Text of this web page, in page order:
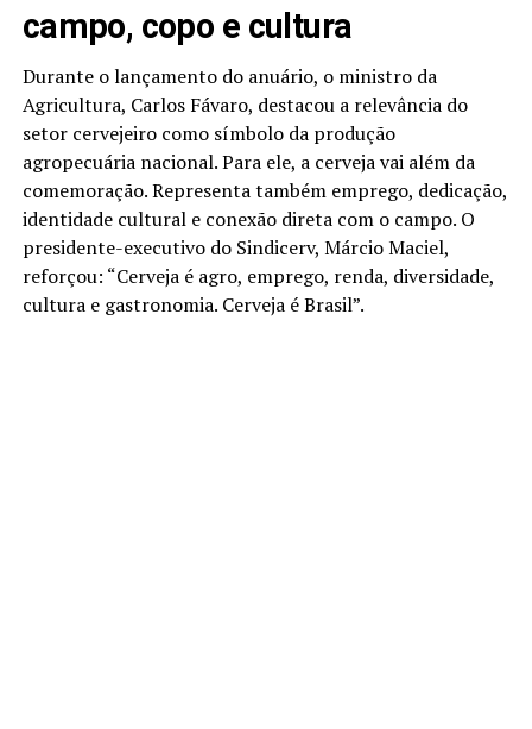
campo, copo e cultura
Durante o lançamento do anuário, o ministro da
Agricultura, Carlos Fávaro, destacou a relevância do
setor cervejeiro como símbolo da produção
agropecuária nacional. Para ele, a cerveja vai além da
comemoração. Representa também emprego, dedicação,
identidade cultural e conexão direta com o campo. O
presidente-executivo do Sindicerv, Márcio Maciel,
reforçou: “Cerveja é agro, emprego, renda, diversidade,
cultura e gastronomia. Cerveja é Brasil”.